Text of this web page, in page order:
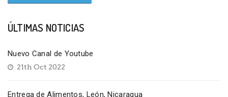
ÚLTIMAS NOTICIAS
Nuevo Canal de Youtube
21th Oct 2022
Entrega de Alimentos, León, Nicaragua